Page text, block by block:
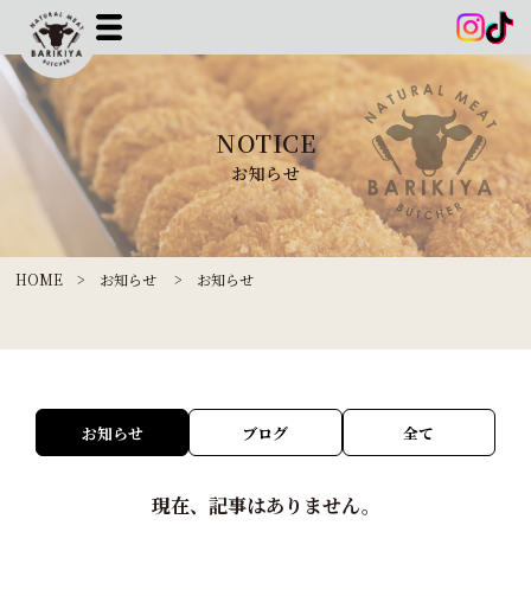
NOTICE
お知らせ
HOME > お知らせ > お知らせ
お知らせ ブログ 全て
現在、記事はありません。